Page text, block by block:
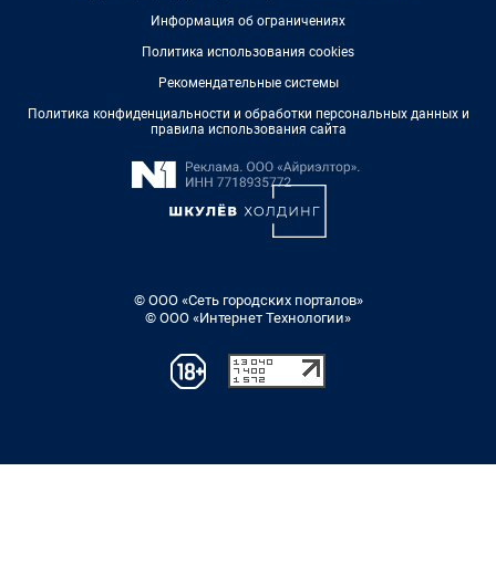
Информация об ограничениях
Политика использования cookies
Рекомендательные системы
Политика конфиденциальности и обработки персональных данных и
правила использования сайта
© ООО «Сеть городских порталов»
© ООО «Интернет Технологии»